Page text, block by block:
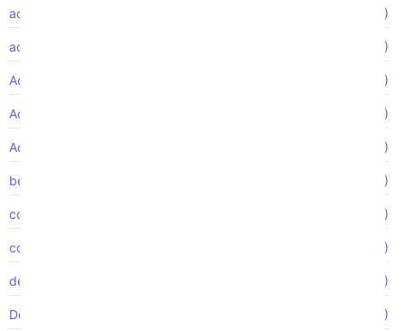
accidentes camiones (1)
acción de clase (2)
Acoso de género (1)
Acoso laboral (2)
Acoso sexual (4)
beneficios de la compensación laboral (1)
con el tiempo (1)
construction accidents (1)
de accidentes de construcción (1)
Demanda colectiva (1)